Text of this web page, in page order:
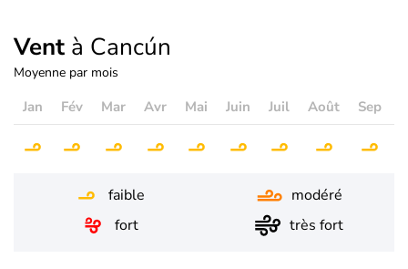
Vent à Cancún
Moyenne par mois
Jan Fév Mar Avr Mai Juin Juil Août Sep
faible
modéré
fort
très fort